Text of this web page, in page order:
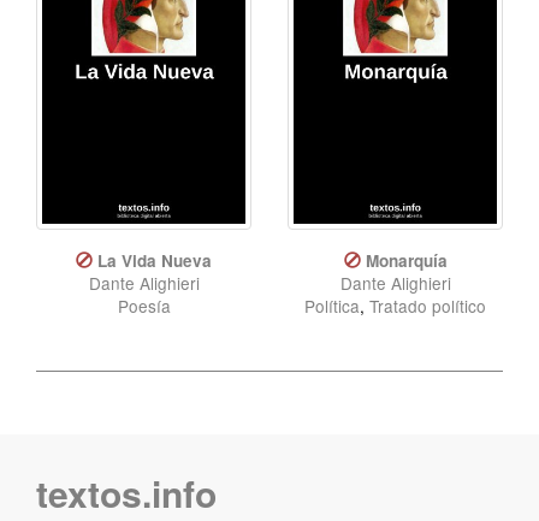
La Vida Nueva
Dante Alighieri
Poesía
Monarquía
Dante Alighieri
Política, Tratado político
textos.info